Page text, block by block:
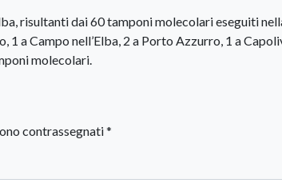
risultanti dai 60 tamponi molecolari eseguiti
a Campo nell’Elba, 2 a Porto Azzurro, 1 a
molecolari.
contrassegnati*